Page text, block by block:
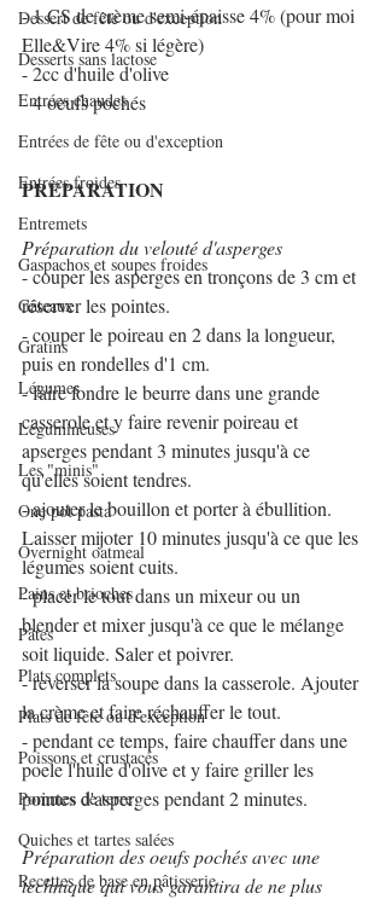
Dessert de fête ou d'exception
Desserts sans lactose
Entrées chaudes
Entrées de fête ou d'exception
Entrées froides
Entremets
Gaspachos et soupes froides
Gâteaux
Gratins
Légumes
Légumineuses
Les "minis"
One pot pasta
Overnight oatmeal
Pains et brioches
Pâtes
Plats complets
Plats de fête ou d'exception
Poissons et crustacés
Pommes de terre
Quiches et tartes salées
Recettes de base en pâtisserie
- 1 CS de crème semi-épaisse 4% (pour moi
Elle&Vire 4% si légère)
- 2cc d'huile d'olive
- 4 oeufs pochés
PREPARATION
Préparation du velouté d'asperges
- couper les asperges en tronçons de 3 cm et
réserver les pointes.
- couper le poireau en 2 dans la longueur,
puis en rondelles d'1 cm.
- faire fondre le beurre dans une grande
casserole et y faire revenir poireau et
apserges pendant 3 minutes jusqu'à ce
qu'elles soient tendres.
- ajouter le bouillon et porter à ébullition.
Laisser mijoter 10 minutes jusqu'à ce que les
légumes soient cuits.
- placer le tout dans un mixeur ou un
blender et mixer jusqu'à ce que le mélange
soit liquide. Saler et poivrer.
- reverser la soupe dans la casserole. Ajouter
la crème et faire réchauffer le tout.
- pendant ce temps, faire chauffer dans une
poele l'huile d'olive et y faire griller les
pointes d'asperges pendant 2 minutes.
Préparation des oeufs pochés avec une
technique qui vous garantira de ne plus